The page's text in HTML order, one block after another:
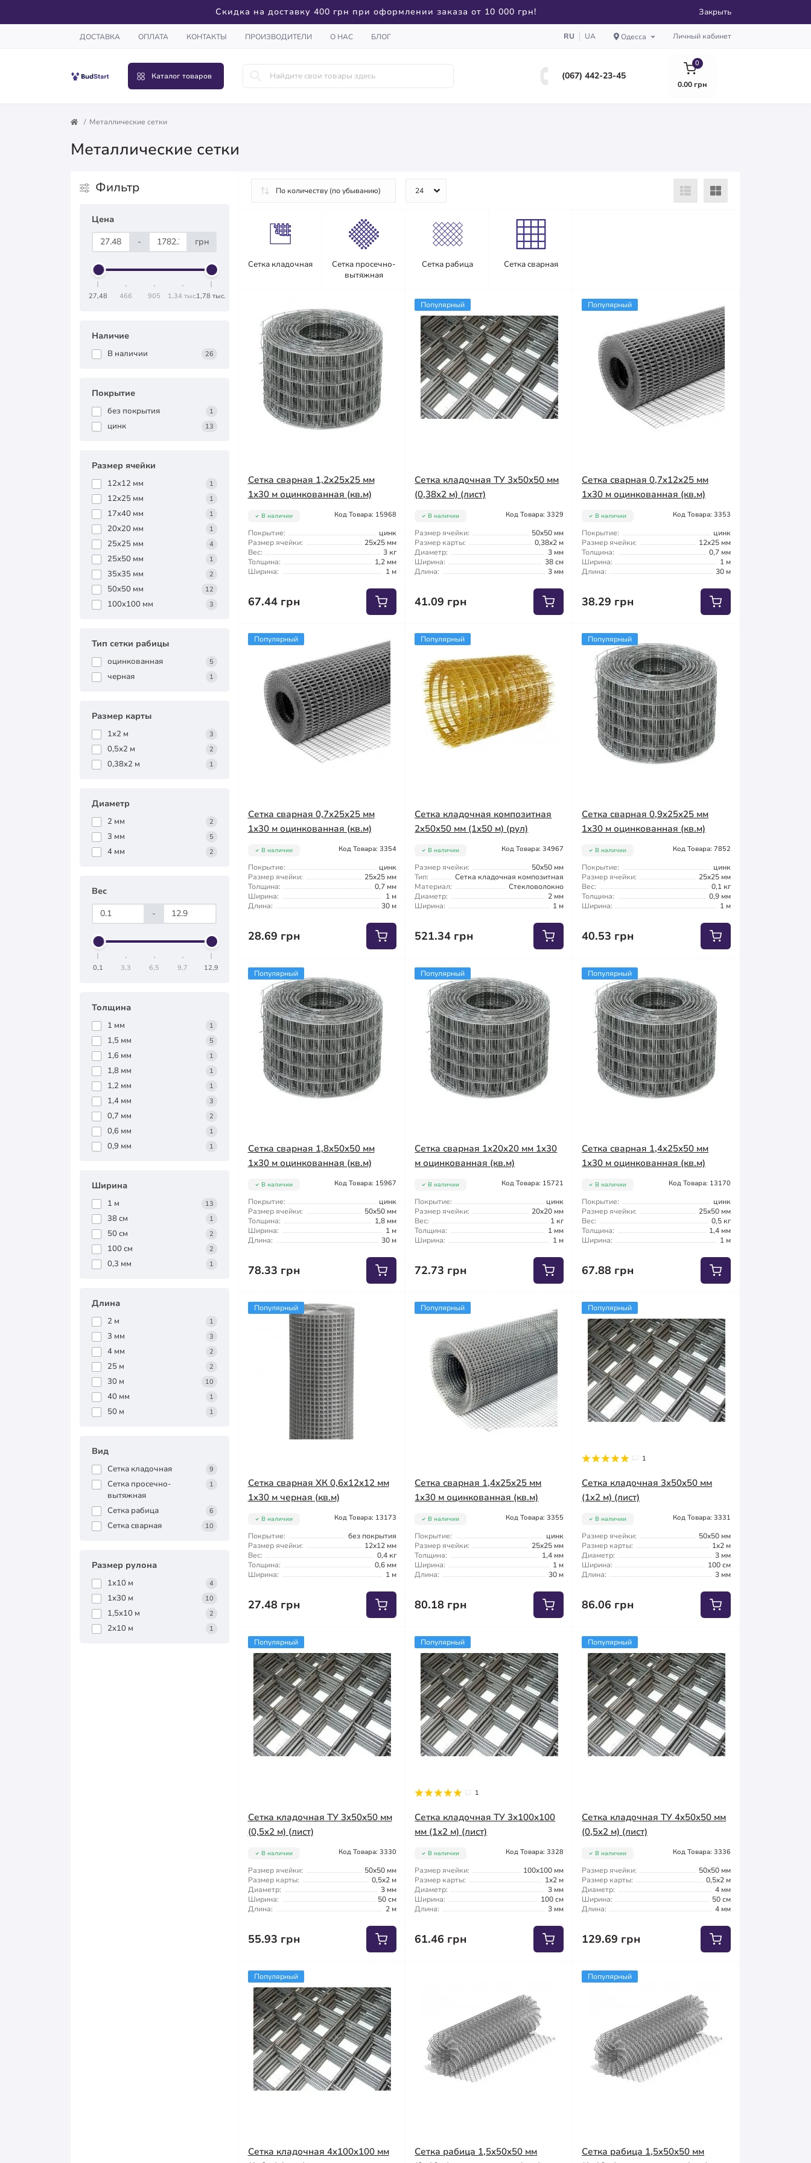
Скидка на доставку 400 грн при оформлении заказа от 10 000 грн! Закрыть
ДОСТАВКА ОПЛАТА КОНТАКТЫ ПРОИЗВОДИТЕЛИ О НАС БЛОГ RU UA Одесса Личный кабинет
Каталог товаров (067) 442-23-45
0
0.00 грн
Металлические сетки
Металлические сетки
Фильтр
Цена
-
грн
27,48 466 905 1,34 тыс.1,78 тыс.
Наличие
В наличии 26
Покрытие
без покрытия 1
цинк 13
Размер ячейки
12x12 мм 1
12x25 мм 1
17x40 мм 1
20x20 мм 1
25x25 мм 4
25x50 мм 1
35х35 мм 2
50x50 мм 12
100x100 мм 3
Тип сетки рабицы
оцинкованная 5
черная 1
Размер карты
1x2 м 3
0,5x2 м 2
0,38x2 м 1
Диаметр
2 мм 2
3 мм 5
4 мм 2
Вес
-
0,1 3,3 6,5 9,7 12,9
Толщина
1 мм 1
1,5 мм 5
1,6 мм 1
1,8 мм 1
1,2 мм 1
1,4 мм 3
0,7 мм 2
0,6 мм 1
0,9 мм 1
Ширина
1 м 13
38 см 1
50 см 2
100 см 2
0,3 мм 1
Длина
2 м 1
3 мм 3
4 мм 2
25 м 2
30 м 10
40 мм 1
50 м 1
Вид
Сетка кладочная 9
Сетка просечно-
вытяжная
1
Сетка рабица 6
Сетка сварная 10
Размер рулона
1x10 м 4
1x30 м 10
1,5x10 м 2
2x10 м 1
Сетка кладочная
Сетка просечно-
вытяжная
Сетка рабица Сетка сварная
Сетка сварная 1,2x25x25 мм
1x30 м оцинкованная (кв.м)
В наличии Код Товара: 15968
Покрытие:
цинк
Размер ячейки:
25x25 мм
Вес:
3 кг
Толщина:
1,2 мм
Ширина:
1 м
67.44 грн
Популярный
Сетка кладочная ТУ 3x50x50 мм
(0,38x2 м) (лист)
В наличии Код Товара: 3329
Размер ячейки:
50x50 мм
Размер карты:
0,38x2 м
Диаметр:
3 мм
Ширина:
38 см
Длина:
3 мм
41.09 грн
Популярный
Сетка сварная 0,7x12x25 мм
1x30 м оцинкованная (кв.м)
В наличии Код Товара: 3353
Покрытие:
цинк
Размер ячейки:
12x25 мм
Толщина:
0,7 мм
Ширина:
1 м
Длина:
30 м
38.29 грн
Популярный
Сетка сварная 0,7x25x25 мм
1x30 м оцинкованная (кв.м)
В наличии Код Товара: 3354
Покрытие:
цинк
Размер ячейки:
25x25 мм
Толщина:
0,7 мм
Ширина:
1 м
Длина:
30 м
28.69 грн
Популярный
Сетка кладочная композитная
2x50x50 мм (1x50 м) (рул)
В наличии Код Товара: 34967
Размер ячейки:
50x50 мм
Тип:
Сетка кладочная композитная
Материал:
Стекловолокно
Диаметр:
2 мм
Ширина:
1 м
521.34 грн
Популярный
Сетка сварная 0,9x25x25 мм
1x30 м оцинкованная (кв.м)
В наличии Код Товара: 7852
Покрытие:
цинк
Размер ячейки:
25x25 мм
Вес:
0,1 кг
Толщина:
0,9 мм
Ширина:
1 м
40.53 грн
Популярный
Сетка сварная 1,8x50x50 мм
1x30 м оцинкованная (кв.м)
В наличии Код Товара: 15967
Покрытие:
цинк
Размер ячейки:
50x50 мм
Толщина:
1,8 мм
Ширина:
1 м
Длина:
30 м
78.33 грн
Популярный
Сетка сварная 1x20x20 мм 1x30
м оцинкованная (кв.м)
В наличии Код Товара: 15721
Покрытие:
цинк
Размер ячейки:
20x20 мм
Вес:
1 кг
Толщина:
1 мм
Ширина:
1 м
72.73 грн
Популярный
Сетка сварная 1,4x25x50 мм
1x30 м оцинкованная (кв.м)
В наличии Код Товара: 13170
Покрытие:
цинк
Размер ячейки:
25x50 мм
Вес:
0,5 кг
Толщина:
1,4 мм
Ширина:
1 м
67.88 грн
Популярный
Сетка сварная ХК 0,6x12x12 мм
1x30 м черная (кв.м)
В наличии Код Товара: 13173
Покрытие:
без покрытия
Размер ячейки:
12x12 мм
Вес:
0,4 кг
Толщина:
0,6 мм
Ширина:
1 м
27.48 грн
Популярный
Сетка сварная 1,4x25x25 мм
1x30 м оцинкованная (кв.м)
В наличии Код Товара: 3355
Покрытие:
цинк
Размер ячейки:
25x25 мм
Толщина:
1,4 мм
Ширина:
1 м
Длина:
30 м
80.18 грн
Популярный
1
Сетка кладочная 3x50x50 мм
(1x2 м) (лист)
В наличии Код Товара: 3331
Размер ячейки:
50x50 мм
Размер карты:
1x2 м
Диаметр:
3 мм
Ширина:
100 см
Длина:
3 мм
86.06 грн
Популярный
Сетка кладочная ТУ 3x50x50 мм
(0,5x2 м) (лист)
В наличии Код Товара: 3330
Размер ячейки:
50x50 мм
Размер карты:
0,5x2 м
Диаметр:
3 мм
Ширина:
50 см
Длина:
2 м
55.93 грн
Популярный
1
Сетка кладочная ТУ 3x100x100
мм (1x2 м) (лист)
В наличии Код Товара: 3328
Размер ячейки:
100x100 мм
Размер карты:
1x2 м
Диаметр:
3 мм
Ширина:
100 см
Длина:
3 мм
61.46 грн
Популярный
Сетка кладочная ТУ 4x50x50 мм
(0,5x2 м) (лист)
В наличии Код Товара: 3336
Размер ячейки:
50x50 мм
Размер карты:
0,5x2 м
Диаметр:
4 мм
Ширина:
50 см
Длина:
4 мм
129.69 грн
Популярный
Сетка кладочная 4x100x100 мм
Сетка рабица 1,5x50x50 мм
Популярный
Сетка рабица 1,5x50x50 мм